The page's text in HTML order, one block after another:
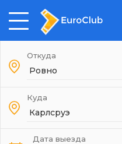
Откуда
Куда
Дата выезда